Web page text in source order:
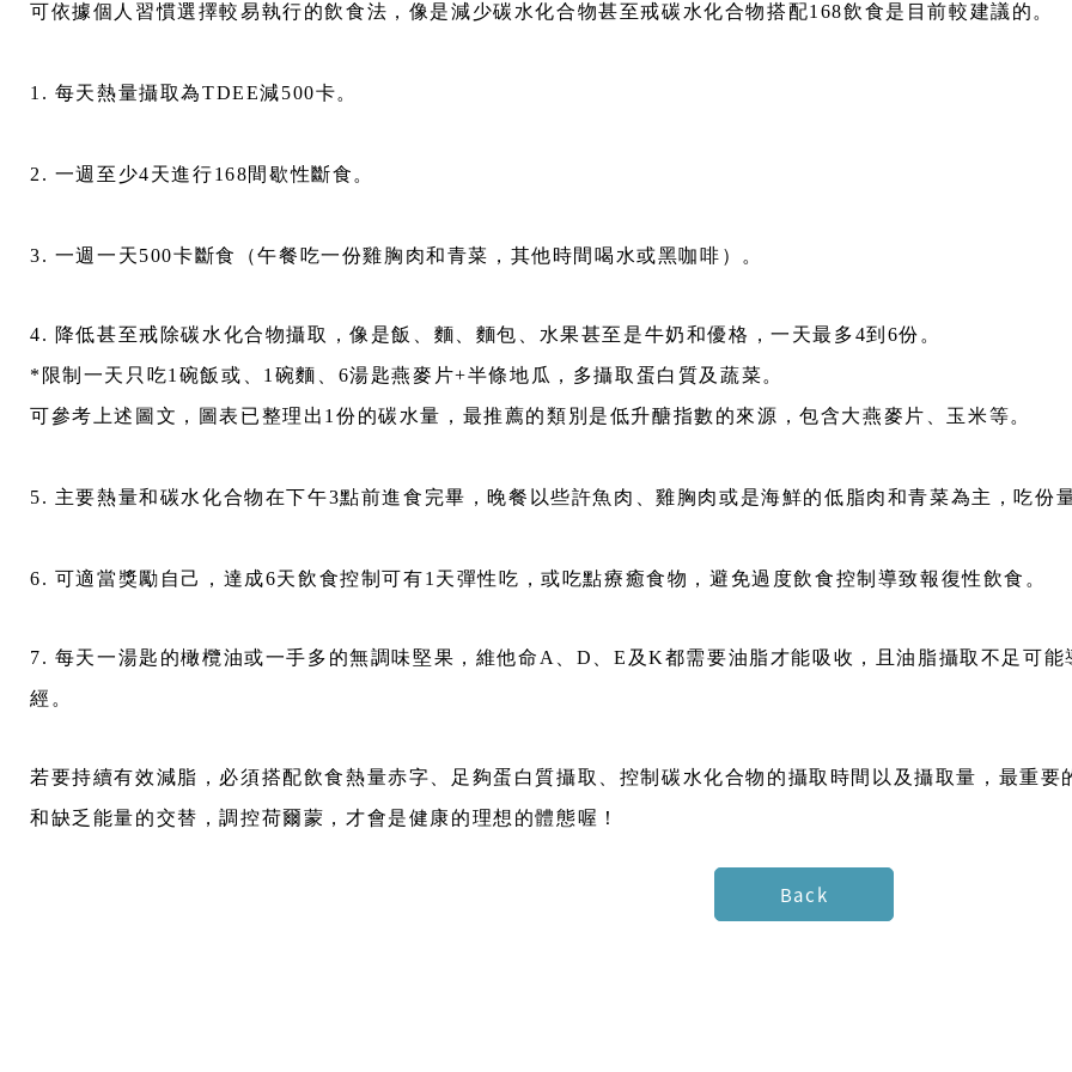
可依據個人習慣選擇較易執行的飲食法，像是減少碳水化合物甚至戒碳水化合物搭配168飲食是目前較建議的。
1. 每天熱量攝取為TDEE減500卡。
2. 一週至少4天進行168間歇性斷食。
3. 一週一天500卡斷食（午餐吃一份雞胸肉和青菜，其他時間喝水或黑咖啡）。
4. 降低甚至戒除碳水化合物攝取，像是飯、麵、麵包、水果甚至是牛奶和優格，一天最多4到6份。
*限制一天只吃1碗飯或、1碗麵、6湯匙燕麥片+半條地瓜，多攝取蛋白質及蔬菜。
可參考上述圖文，圖表已整理出1份的碳水量，最推薦的類別是低升醣指數的來源，包含大燕麥片、玉米等。
5. 主要熱量和碳水化合物在下午3點前進食完畢，晚餐以些許魚肉、雞胸肉或是海鮮的低脂肉和青菜為主，吃份
6. 可適當獎勵自己，達成6天飲食控制可有1天彈性吃，或吃點療癒食物，避免過度飲食控制導致報復性飲食。
7. 每天一湯匙的橄欖油或一手多的無調味堅果，維他命A、D、E及K都需要油脂才能吸收，且油脂攝取不足可
經。
若要持續有效減脂，必須搭配飲食熱量赤字、足夠蛋白質攝取、控制碳水化合物的攝取時間以及攝取量，最重
和缺乏能量的交替，調控荷爾蒙，才會是健康的理想的體態喔！
Back